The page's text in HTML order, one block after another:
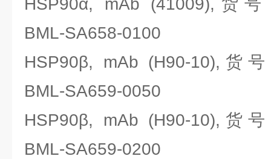
HSP90α, mAb (41009),货号
BML-SA658-0100
HSP90β, mAb (H90-10),货
BML-SA659-0050
HSP90β, mAb (H90-10),货
BML-SA659-0200